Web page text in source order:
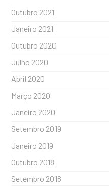
Outubro 2021
Janeiro 2021
Outubro 2020
Julho 2020
Abril 2020
Março 2020
Janeiro 2020
Setembro 2019
Janeiro 2019
Outubro 2018
Setembro 2018